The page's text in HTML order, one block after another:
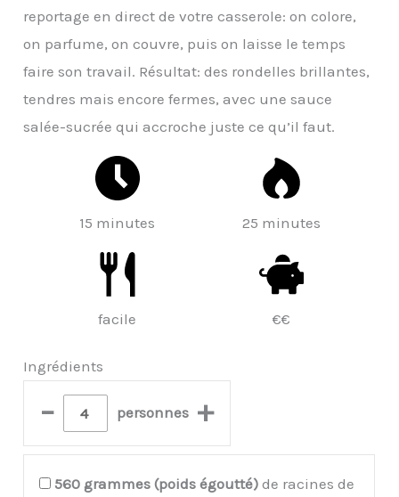
reportage en direct de votre casserole: on colore,
on parfume, on couvre, puis on laisse le temps
faire son travail. Résultat: des rondelles brillantes,
tendres mais encore fermes, avec une sauce
salée-sucrée qui accroche juste ce qu’il faut.
15 minutes 25 minutes
facile €€
Ingrédients
– personnes +
560 grammes (poids égoutté) de racines de